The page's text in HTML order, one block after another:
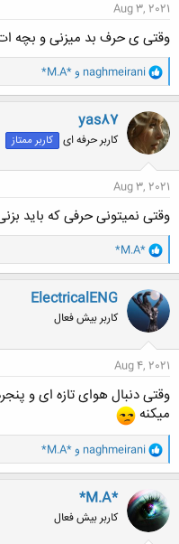
Aug 3, 2021
وقتی ی حرف بد میزنی و بچه
و
ا
ک
ن
ش
ه
ا
naghmeirani و *M.A*
yas87
کاربر حرفه ای کاربر ممتاز
Aug 3, 2021
وقتی نمیتونی حرفی که باید
و
ا
ک
ن
ش
ه
ا
*M.A*
ElectricalENG
کاربر بیش فعال
Aug 4, 2021
وقتی دنبال هوای تازه ای و
میکنه
و
ا
ک
ن
ش
ه
ا
naghmeirani و *M.A*
*M.A*
کاربر بیش فعال